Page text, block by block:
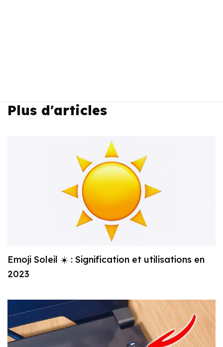
Plus d'articles
Emoji Soleil ☀️ : Signification et utilisations en
2023